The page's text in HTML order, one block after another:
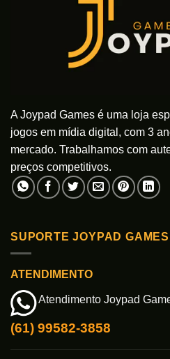
A Joypad Games é uma loja
jogos em mídia digital, com 3
mercado. Trabalhamos com
preços competitivos.
SUPORTE JOYPAD GAMES
ATENDIMENTO
Atendimento Joypad
(61) 99582-3858